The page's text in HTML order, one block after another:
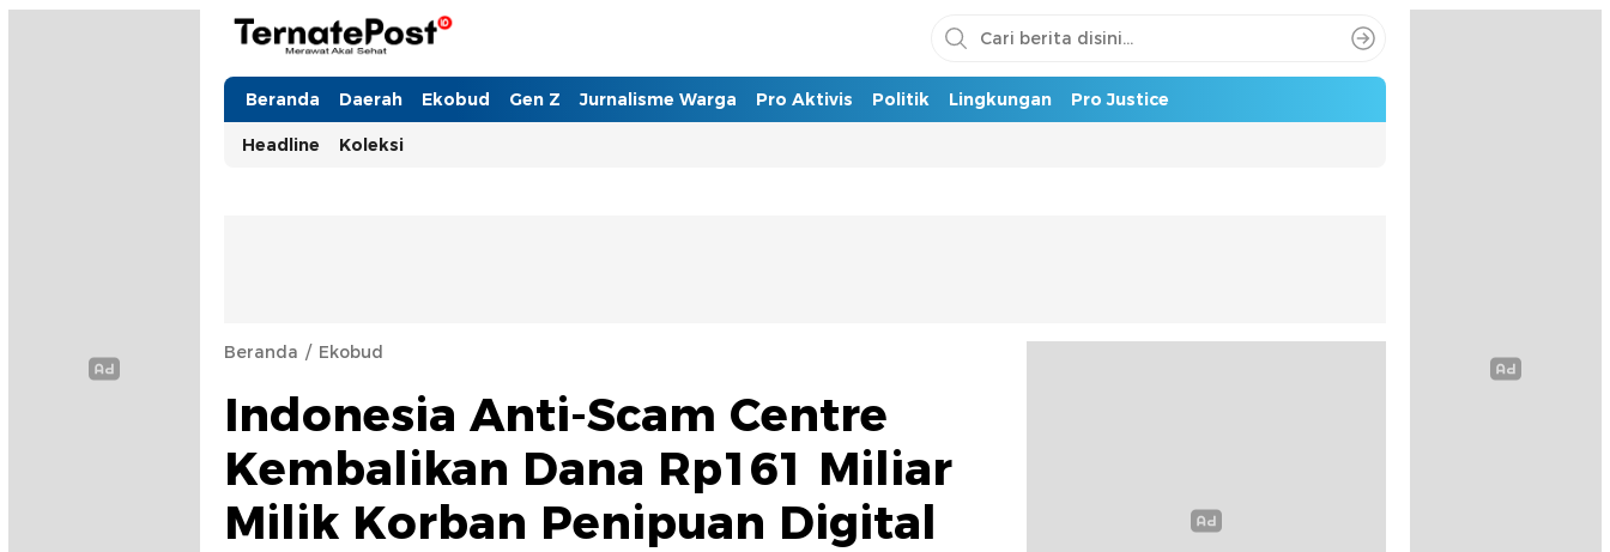
TernatePost.id
merawat akal sehat
Beranda Daerah Ekobud Gen Z Jurnalisme Warga Pro Aktivis Politik Lingkungan Pro Justice
Headline Koleksi
Beranda Ekobud
Indonesia Anti-Scam Centre
Kembalikan Dana Rp161 Miliar
Milik Korban Penipuan Digital